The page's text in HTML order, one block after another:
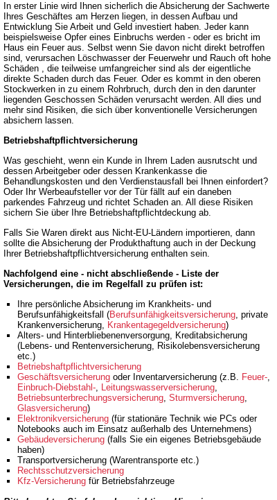
In erster Linie wird Ihnen sicherlich die Absicherung der Sachwerte
Ihres Geschäftes am Herzen liegen, in dessen Aufbau und
Entwicklung Sie Arbeit und Geld investiert haben. Jeder kann
beispielsweise Opfer eines Einbruchs werden - oder es bricht im
Haus ein Feuer aus. Selbst wenn Sie davon nicht direkt betroffen
sind, verursachen Löschwasser der Feuerwehr und Rauch oft hohe
Schäden , die teilweise umfangreicher sind als der eigentliche
direkte Schaden durch das Feuer. Oder es kommt in den oberen
Stockwerken in zu einem Rohrbruch, durch den in den darunter
liegenden Geschossen Schäden verursacht werden. All dies und
mehr sind Risiken, die sich über konventionelle Versicherungen
absichern lassen.
Betriebshaftpflichtversicherung
Was geschieht, wenn ein Kunde in Ihrem Laden ausrutscht und
dessen Arbeitgeber oder dessen Krankenkasse die
Behandlungskosten und den Verdienstausfall bei Ihnen einfordert?
Oder Ihr Werbeaufsteller vor der Tür fällt auf ein daneben
parkendes Fahrzeug und richtet Schaden an. All diese Risiken
sichern Sie über Ihre Betriebshaftpflichtdeckung ab.
Falls Sie Waren direkt aus Nicht-EU-Ländern importieren, dann
sollte die Absicherung der Produkthaftung auch in der Deckung
Ihrer Betriebshaftpflichtversicherung enthalten sein.
Nachfolgend eine - nicht abschließende - Liste der
Versicherungen, die im Regelfall zu prüfen ist:
Ihre persönliche Absicherung im Krankheits- und
Berufsunfähigkeitsfall (Berufsunfähigkeitsversicherung, private
Krankenversicherung, Krankentagegeldversicherung)
Alters- und Hinterbliebenenversorgung, Kreditabsicherung
(Lebens- und Rentenversicherung, Risikolebensversicherung
etc.)
Betriebshaftpflichtversicherung
Geschäftsversicherung oder Inventarversicherung (z.B. Feuer-,
Einbruch-Diebstahl-, Leitungswasserversicherung,
Betriebsunterbrechungsversicherung, Sturmversicherung,
Glasversicherung)
Elektronikversicherung (für stationäre Technik wie PCs oder
Notebooks auch im Einsatz außerhalb des Unternehmens)
Gebäudeversicherung (falls Sie ein eigenes Betriebsgebäude
haben)
Transportversicherung (Warentransporte etc.)
Rechtsschutzversicherung
Kfz-Versicherung für Betriebsfahrzeuge